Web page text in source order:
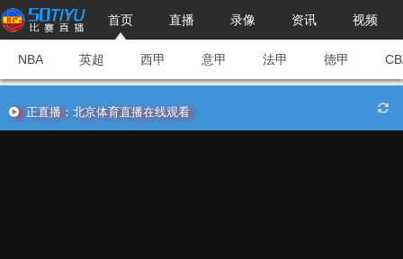
首页 直播 录像 资讯 视频
NBA 英超 西甲 意甲 法甲 德甲
正直播：北京体育直播在线观看